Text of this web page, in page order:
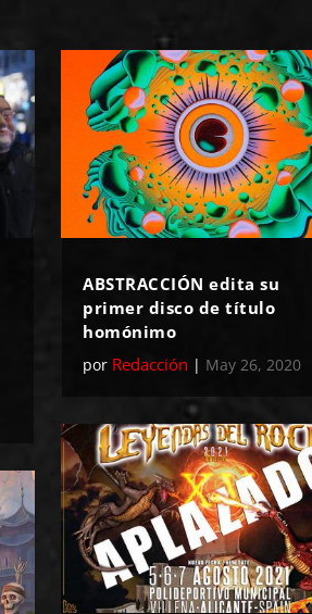
ABSTRACCIÓN edita su
primer disco de título
homónimo
por Redacción | May 26, 2020